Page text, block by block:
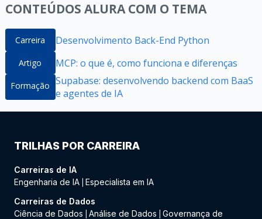
CONTEÚDOS ALURA COM O TEMA
Carreira Desenvolvimento Back-End Python
Artigo MCP: o que é, como funciona e diferenças
Formação Supabase: desenvolvendo backend com BaaS
e agentes de IA
TRILHAS POR CARREIRA
Carreiras de IA
Engenharia de IA Especialista em IA
Carreiras de Dados
Ciência de Dados
Análise de Dados
Governança de